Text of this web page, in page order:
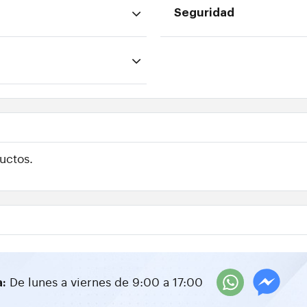
Seguridad
De lunes a viernes de 9:00 a 17:00